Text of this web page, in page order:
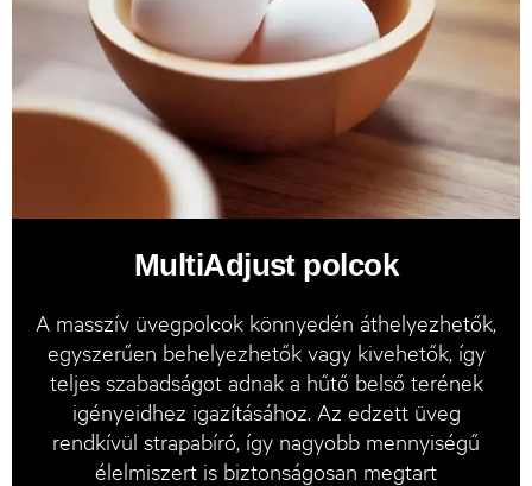
MultiAdjust polcok
A masszív üvegpolcok könnyedén áthelyezhetők,
egyszerűen behelyezhetők vagy kivehetők, így
teljes szabadságot adnak a hűtő belső terének
igényeidhez igazításához. Az edzett üveg
rendkívül strapabíró, így nagyobb mennyiségű
élelmiszert is biztonságosan megtart